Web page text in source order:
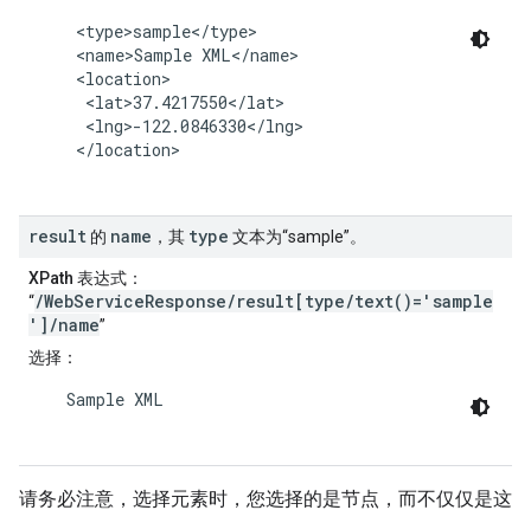
     <type>sample</type>
     <name>Sample XML</name>
     <location>
      <lat>37.4217550</lat>
      <lng>-122.0846330</lng>
     </location>
result 的 name ，其 type 文本为“sample”。
XPath 表达式 ：
“/WebServiceResponse/result[type/text()='sample
']/name”
选择 ：
    Sample XML
请务必注意，选择元素时，您选择的是节点，而不仅仅是这